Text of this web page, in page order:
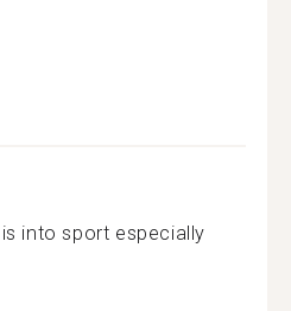
into sport especially